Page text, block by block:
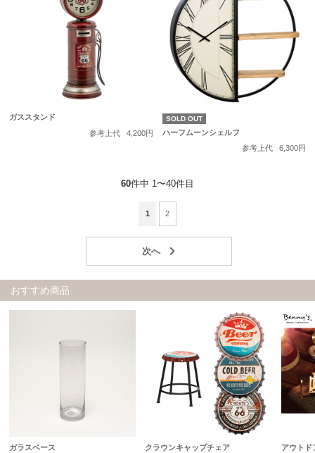
ガススタンド
参考上代
4,200円
SOLD OUT
ハーフムーンシェルフ
参考上代
6,300円
60件中 1〜40件目
1 2
おすすめ商品
ガラスベース
クラウンキャップチェア
アウトド